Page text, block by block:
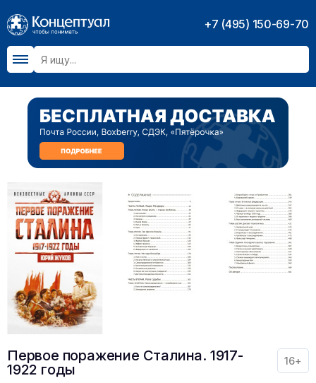
+7 (495) 150-69-70
Первое поражение Сталина. 1917-
1922 годы
16+